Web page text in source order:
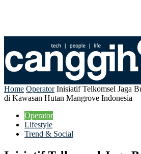
Home Operator Inisiatif Telkomsel Jaga
di Kawasan Hutan Mangrove Indonesia
Operator
Lifestyle
Trend & Social